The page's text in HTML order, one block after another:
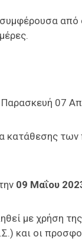
από
07
κατάθεσης
09 Μαΐου
με χρήση
και οι